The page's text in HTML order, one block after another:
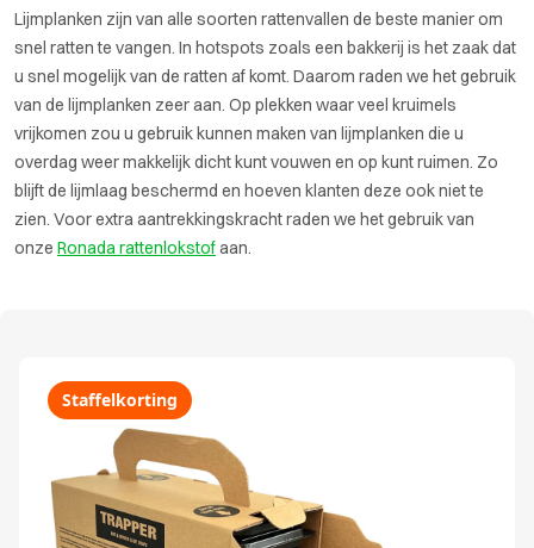
Lijmplanken zijn van alle soorten rattenvallen de beste manier om
snel ratten te vangen. In hotspots zoals een bakkerij is het zaak dat
u snel mogelijk van de ratten af komt. Daarom raden we het gebruik
van de lijmplanken zeer aan. Op plekken waar veel kruimels
vrijkomen zou u gebruik kunnen maken van lijmplanken die u
overdag weer makkelijk dicht kunt vouwen en op kunt ruimen. Zo
blijft de lijmlaag beschermd en hoeven klanten deze ook niet te
zien. Voor extra aantrekkingskracht raden we het gebruik van
onze Ronada rattenlokstofaan.
Staffelkorting